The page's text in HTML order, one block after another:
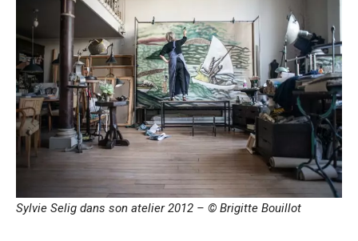
Sylvie Selig dans son atelier 2012 – © Brigitte Bouillot